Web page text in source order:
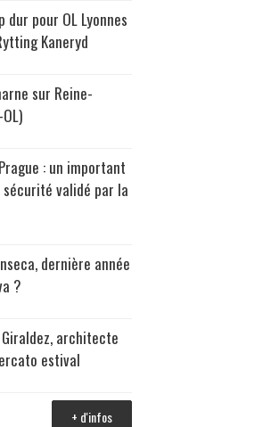
dur pour OL Lyonnes
Kaneryd
sur Reine-
: un important
validé par la
dernière année
?
Giraldez, architecte
estival
+ d'infos